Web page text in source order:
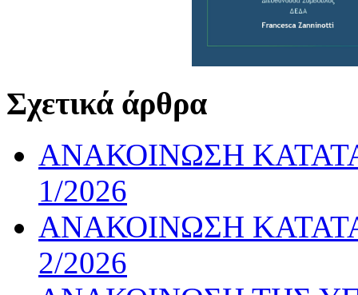
Σχετικά άρθρα
ΑΝΑΚΟΙΝΩΣΗ
1/2026
ΑΝΑΚΟΙΝΩΣΗ
2/2026